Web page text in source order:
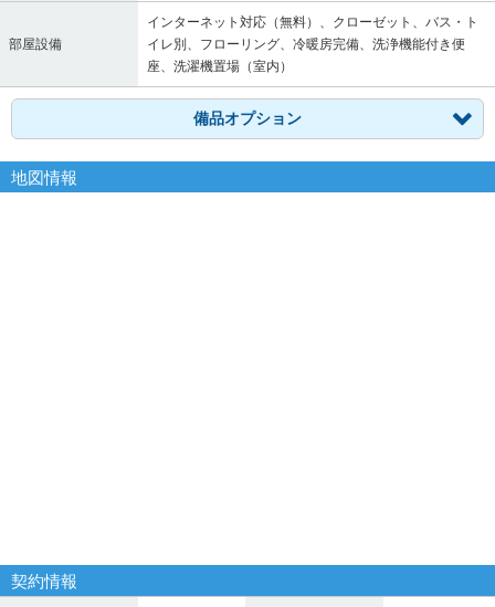
部屋設備
インターネット対応（無料）、クローゼット、バス・ト
イレ別、フローリング、冷暖房完備、洗浄機能付き便
座、洗濯機置場（室内）
備品オプション
地図情報
契約情報